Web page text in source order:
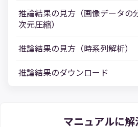
推論結果の見方（画像データの
次元圧縮）
推論結果の見方（時系列解析）
推論結果のダウンロード
マニュアルに